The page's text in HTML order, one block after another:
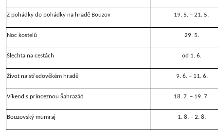
Z pohádky do pohádky na hradě Bouzov 19. 5. – 21. 5.
Noc kostelů 29. 5.
Šlechta na cestách od 1. 6.
Život na středověkém hradě 9. 6. – 11. 6.
Víkend s princeznou Šahrazád 18. 7. – 19. 7.
Bouzovský mumraj 1. 8. – 2. 8.